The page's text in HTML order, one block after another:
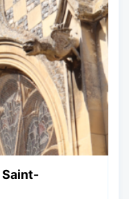
Saint-